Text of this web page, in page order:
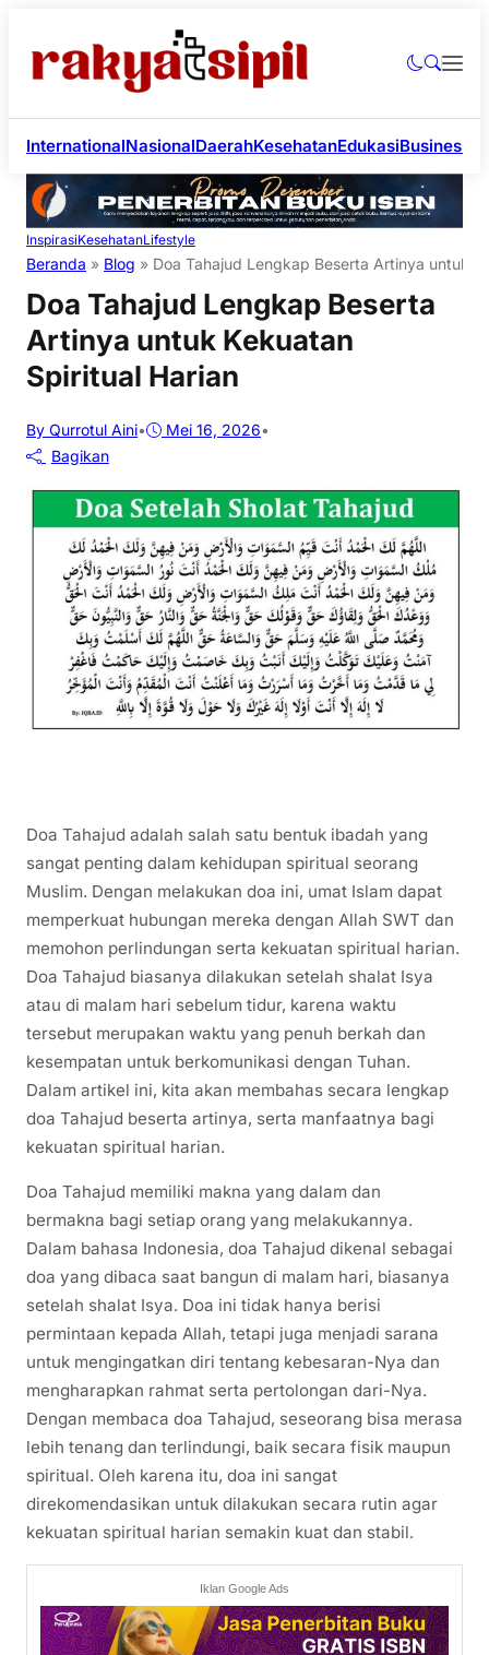
InternationalNasionalDaerahKesehatanEdukasiBusiness
InspirasiKesehatanLifestyle
Beranda » Blog » Doa Tahajud Lengkap Beserta Artinya untuk
Doa Tahajud Lengkap Beserta
Artinya untuk Kekuatan
Spiritual Harian
By Qurrotul Aini• Mei 16, 2026•
Bagikan
Doa Tahajud adalah salah satu bentuk ibadah yang
sangat penting dalam kehidupan spiritual seorang
Muslim. Dengan melakukan doa ini, umat Islam dapat
memperkuat hubungan mereka dengan Allah SWT dan
memohon perlindungan serta kekuatan spiritual harian.
Doa Tahajud biasanya dilakukan setelah shalat Isya
atau di malam hari sebelum tidur, karena waktu
tersebut merupakan waktu yang penuh berkah dan
kesempatan untuk berkomunikasi dengan Tuhan.
Dalam artikel ini, kita akan membahas secara lengkap
doa Tahajud beserta artinya, serta manfaatnya bagi
kekuatan spiritual harian.
Doa Tahajud memiliki makna yang dalam dan
bermakna bagi setiap orang yang melakukannya.
Dalam bahasa Indonesia, doa Tahajud dikenal sebagai
doa yang dibaca saat bangun di malam hari, biasanya
setelah shalat Isya. Doa ini tidak hanya berisi
permintaan kepada Allah, tetapi juga menjadi sarana
untuk mengingatkan diri tentang kebesaran-Nya dan
mengharapkan rahmat serta pertolongan dari-Nya.
Dengan membaca doa Tahajud, seseorang bisa merasa
lebih tenang dan terlindungi, baik secara fisik maupun
spiritual. Oleh karena itu, doa ini sangat
direkomendasikan untuk dilakukan secara rutin agar
kekuatan spiritual harian semakin kuat dan stabil.
Iklan Google Ads